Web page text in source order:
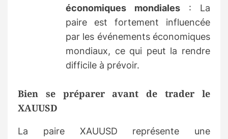
économiques mondiales : La
paire est fortement influencée
par les événements économiques
mondiaux, ce qui peut la rendre
difficile à prévoir.
Bien se préparer avant de trader le
XAUUSD
La paire XAUUSD représente une